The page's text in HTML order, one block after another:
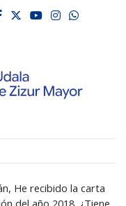
de
facebook
twitter
youtube
He recibido la carta
del año 2018. ¿Tiene